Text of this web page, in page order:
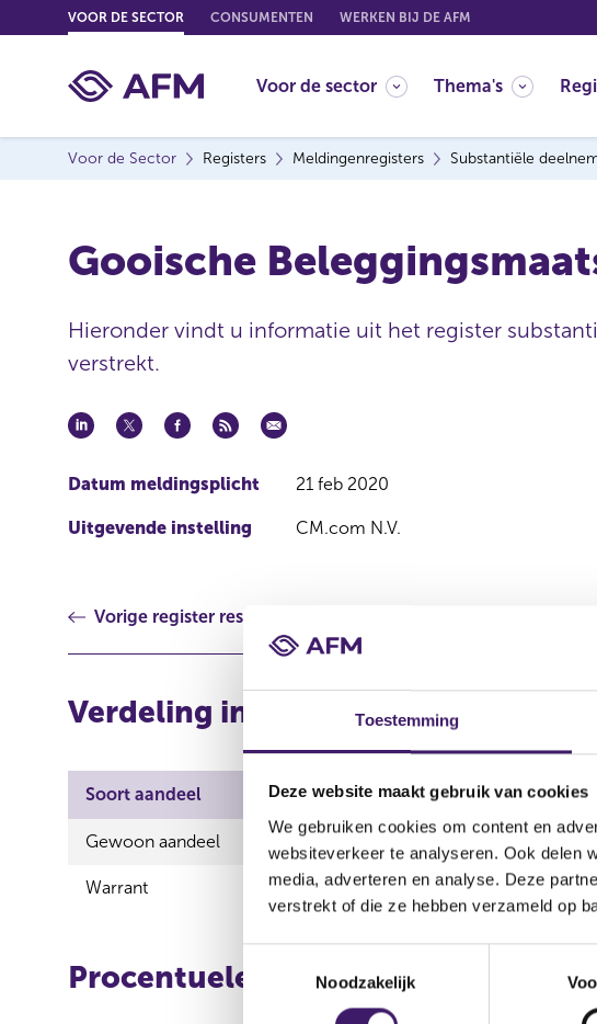
Toestemming
Deze website maakt gebruik van cookies
We gebruiken cookies om content en
websiteverkeer te analyseren. Ook delen
media, adverteren en analyse. Deze
verstrekt of die ze hebben verzameld op
o
Noodzakelijk
o
o
VOOR DE SECTOR CONSUMENTEN WERKEN BIJ DE AFM
Voor de sector Thema's
Voor de Sector Registers Meldingenregisters Substantiële
Gooische
Hieronder vindt u informatie uit het register
verstrekt.
Datum meldingsplicht 21 feb 2020
Uitgevende instelling CM.com N.V.
Vorige register resultaat
Verdeling in aantallen (longpositie)
Soort aandeel Aantal aandelen Aantal
Gewoon aandeel 314.240,00 314.240,00
Warrant 172.500,00 0,00
Procentuele verdeling